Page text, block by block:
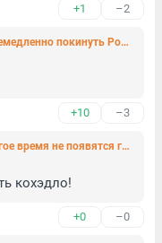
+1 –2
Энтони Блинкен призвал американцев немедленно покинуть Россию
+10 –3
В школах Лаппеенранты впервые за долгое время не появятся группы по изучению русского языка
кохэдло!
+0 –0